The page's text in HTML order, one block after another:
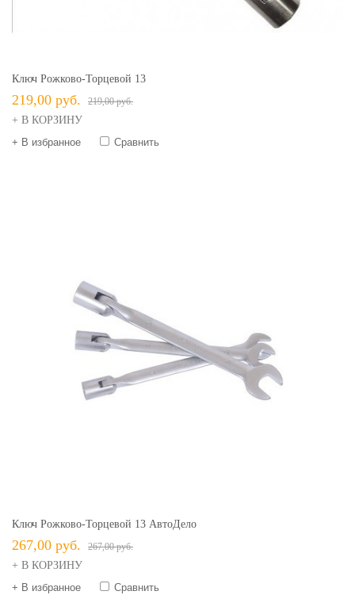
Ключ Рожково-Торцевой 13
219,00 руб. 219,00 руб.
+ В КОРЗИНУ
+ В избранное
Сравнить
Ключ Рожково-Торцевой 13 АвтоДело
267,00 руб. 267,00 руб.
+ В КОРЗИНУ
+ В избранное
Сравнить